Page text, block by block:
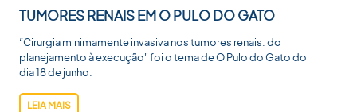
TUMORES RENAIS EM O PULO DO GATO
“Cirurgia minimamente invasiva nos tumores renais: do
planejamento à execução" foi o tema de O Pulo do Gato do
dia 18 de junho.
LEIA MAIS